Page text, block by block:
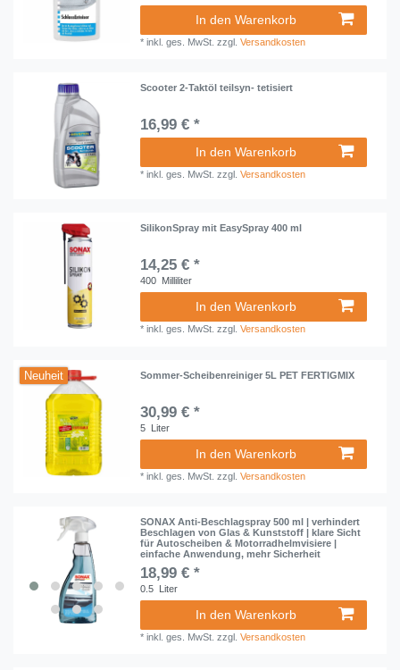
In den Warenkorb
*inkl. ges. MwSt. zzgl.Versandkosten
Scooter 2-Taktöl teilsyn- tetisiert
16,99 € *
In den Warenkorb
*inkl. ges. MwSt. zzgl.Versandkosten
SilikonSpray mit EasySpray 400 ml
14,25 € *
400 Milliliter
In den Warenkorb
*inkl. ges. MwSt. zzgl.Versandkosten
Neuheit Sommer-Scheibenreiniger 5L PET FERTIGMIX
30,99 € *
5 Liter
In den Warenkorb
*inkl. ges. MwSt. zzgl.Versandkosten
SONAX Anti-Beschlagspray 500 ml | verhindert
Beschlagen von Glas & Kunststoff | klare Sicht
für Autoscheiben & Motorradhelmvisiere |
einfache Anwendung, mehr Sicherheit
18,99 € *
0.5 Liter
In den Warenkorb
*inkl. ges. MwSt. zzgl.Versandkosten